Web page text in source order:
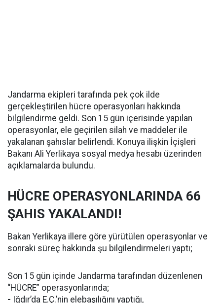
Jandarma ekipleri tarafında pek çok ilde
gerçekleştirilen hücre operasyonları hakkında
bilgilendirme geldi. Son 15 gün içerisinde yapılan
operasyonlar, ele geçirilen silah ve maddeler ile
yakalanan şahıslar belirlendi. Konuya ilişkin İçişleri
Bakanı Ali Yerlikaya sosyal medya hesabı üzerinden
açıklamalarda bulundu.
HÜCRE OPERASYONLARINDA 66
ŞAHIS YAKALANDI!
Bakan Yerlikaya illere göre yürütülen operasyonlar ve
sonraki süreç hakkında şu bilgilendirmeleri yaptı;
Son 15 gün içinde Jandarma tarafından düzenlenen
“HÜCRE” operasyonlarında;
- Iğdır’da E.Ç.’nin elebaşılığını yaptığı,